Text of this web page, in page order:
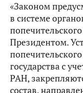
«Законом
в системе
Президентом.
государства с
РАН,
состав,